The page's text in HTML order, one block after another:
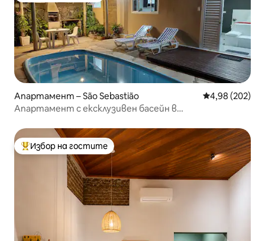
Апартамент – São Sebastião Средна
4,98 (202)
Апартамент с ексклузивен басейн в
Най-популярен избор на гостите
Избор на гостите